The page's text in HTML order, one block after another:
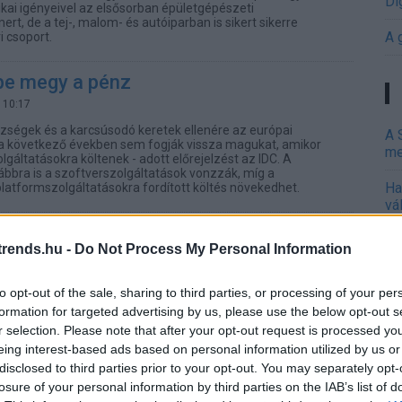
- Do Not Process My Personal Information
opt-out of the sale, sharing to third parties, or processing of your
for targeted advertising by us, please use the below opt-out
selection. Please note that after your opt-out request is processed
interest-based ads based on personal information utilized by us
to third parties prior to your opt-out. You may separately
of your personal information by third parties on the IAB’s list of
igényeivel az elsősorban épületgépészeti
de a tej-, malom- és autóiparban is sikert sikerre
csoport.
megy a pénz
10:17
és a karcsúsodó keretek ellenére az európai
következő években sem fogják vissza magukat, amikor
költenek - adott előrejelzést az IDC. A
is a szoftverszolgáltatások vonzzák, míg a
fordított költés növekedhet.
kapcsolhatják össze vagy felhőbe vihetik,
három megközelítés bármely kombinációját vagy
mindig összetett folyamat - mutatott rá
a Kyndryl. A bonyolult feladat megoldását az IT
nyílt platformmal segíti, amelyen az üzemeltetési
intelligenciával és iparági szakértelemmel találkoznak.
A
A